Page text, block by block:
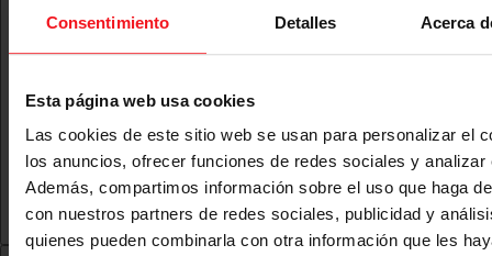
Consentimiento Detalles Acerca
Esta página web usa cookies
Las cookies de este sitio web se usan para personalizar el
los anuncios, ofrecer funciones de redes sociales y analizar
Además, compartimos información sobre el uso que haga
con nuestros partners de redes sociales, publicidad y
quienes pueden combinarla con otra información que les